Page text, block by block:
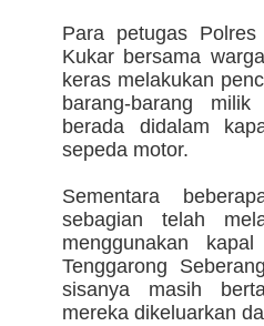
Para petugas
Kukar bersama
keras melakukan
barang-barang
berada didalam
sepeda motor.
Sementara
sebagian telah
menggunakan
Tenggarong
sisanya masih
mereka dikeluarkan